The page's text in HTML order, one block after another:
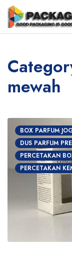
mewah
BOX PARFUM
DUS PARFUM
PERCETAKAN
PERCETAKAN